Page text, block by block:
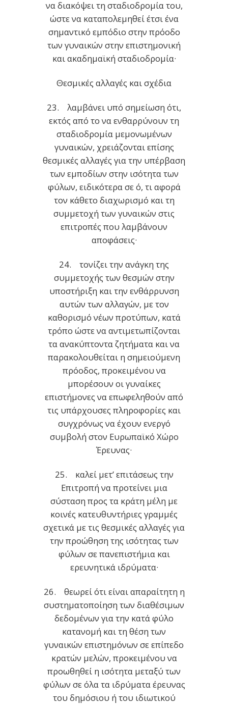
να διακόψει τη σταδιοδρομία του,
ώστε να καταπολεμηθεί έτσι ένα
σημαντικό εμπόδιο στην πρόοδο
των γυναικών στην επιστημονική
και ακαδημαϊκή σταδιοδρομία·
Θεσμικές αλλαγές και σχέδια
23. λαμβάνει υπό σημείωση ότι,
εκτός από το να ενθαρρύνουν τη
σταδιοδρομία μεμονωμένων
γυναικών, χρειάζονται επίσης
θεσμικές αλλαγές για την υπέρβαση
των εμποδίων στην ισότητα των
φύλων, ειδικότερα σε ό, τι αφορά
τον κάθετο διαχωρισμό και τη
συμμετοχή των γυναικών στις
επιτροπές που λαμβάνουν
αποφάσεις·
24. τονίζει την ανάγκη της
συμμετοχής των θεσμών στην
υποστήριξη και την ενθάρρυνση
αυτών των αλλαγών, με τον
καθορισμό νέων προτύπων, κατά
τρόπο ώστε να αντιμετωπίζονται
τα ανακύπτοντα ζητήματα και να
παρακολουθείται η σημειούμενη
πρόοδος, προκειμένου να
μπορέσουν οι γυναίκες
επιστήμονες να επωφεληθούν από
τις υπάρχουσες πληροφορίες και
συγχρόνως να έχουν ενεργό
συμβολή στον Ευρωπαϊκό Χώρο
Έρευνας·
25. καλεί μετ’ επιτάσεως την
Επιτροπή να προτείνει μια
σύσταση προς τα κράτη μέλη με
κοινές κατευθυντήριες γραμμές
σχετικά με τις θεσμικές αλλαγές για
την προώθηση της ισότητας των
φύλων σε πανεπιστήμια και
ερευνητικά ιδρύματα·
26. θεωρεί ότι είναι απαραίτητη η
συστηματοποίηση των διαθέσιμων
δεδομένων για την κατά φύλο
κατανομή και τη θέση των
γυναικών επιστημόνων σε επίπεδο
κρατών μελών, προκειμένου να
προωθηθεί η ισότητα μεταξύ των
φύλων σε όλα τα ιδρύματα έρευνας
του δημόσιου ή του ιδιωτικού